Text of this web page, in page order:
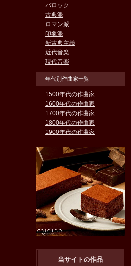
バロック
古典派
ロマン派
印象派
新古典主義
近代音楽
現代音楽
年代別作曲家一覧
1500年代の作曲家
1600年代の作曲家
1700年代の作曲家
1800年代の作曲家
1900年代の作曲家
当サイトの作品